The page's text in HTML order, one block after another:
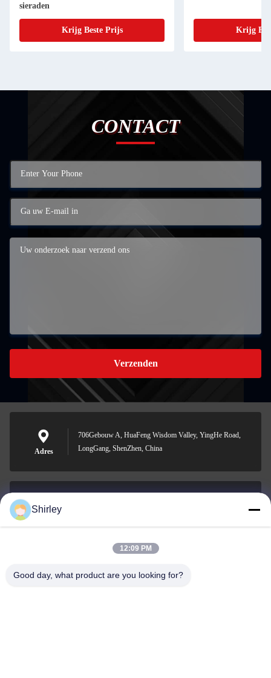
sieraden
Krijg Beste Prijs Krijg
CONTACT
Verzenden
Adres
706Gebouw A, HuaFeng Wisdom Valley, YingHe Road,
LongGang, ShenZhen, China
0086-18148506772
Shirley
12:09 PM
Good day, what product are you looking for?